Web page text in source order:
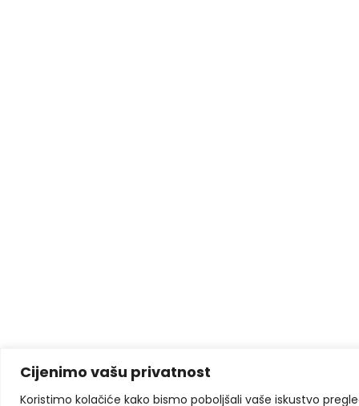
Cijenimo vašu privatnost
Koristimo kolačiće kako bismo poboljšali vaše iskustvo